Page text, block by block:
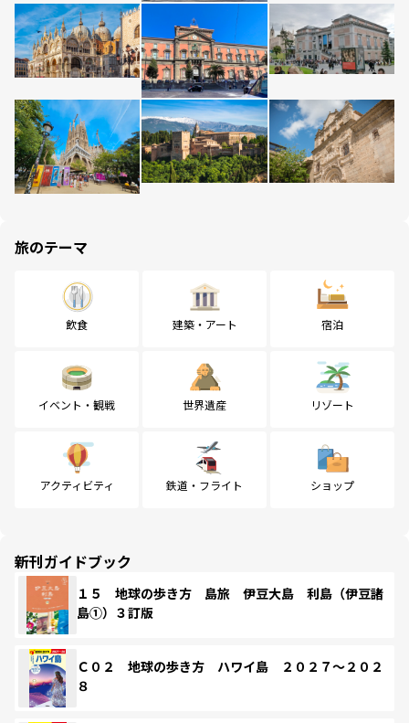
旅のテーマ
飲食 建築・アート 宿泊
イベント・観戦 世界遺産 リゾート
アクティビティ 鉄道・フライト ショップ
新刊ガイドブック
１５ 地球の歩き方 島旅 伊豆大島 利島（伊豆諸
島①）３訂版
Ｃ０２ 地球の歩き方 ハワイ島 ２０２７～２０２
８